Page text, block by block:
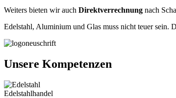
Weiters bieten wir auch Direktverrechnung nach
Edelstahl, Aluminium und Glas muss nicht teuer sein.
Unsere Kompetenzen
Edelstahlhandel